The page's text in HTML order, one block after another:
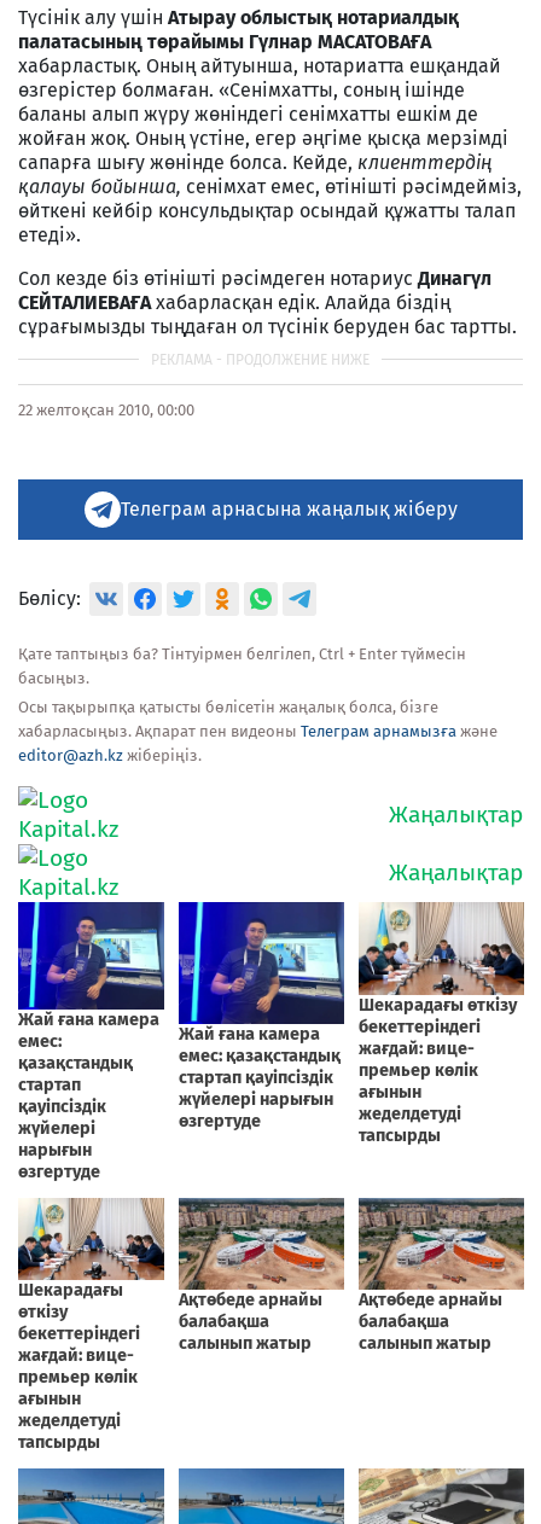
Түсінік алу үшін Атырау облыстық нотариалдық
палатасының төрайымы Гүлнар МАСАТОВАҒА
хабарластық. Оның айтуынша, нотариатта ешқандай
өзгерістер болмаған. «Сенімхатты, соның ішінде
баланы алып жүру жөніндегі сенімхатты ешкім де
жойған жоқ. Оның үстіне, егер әңгіме қысқа мерзімді
сапарға шығу жөнінде болса. Кейде, клиенттердің
қалауы бойынша, сенімхат емес, өтінішті рәсімдейміз,
өйткені кейбір консульдықтар осындай құжатты талап
етеді».
Сол кезде біз өтінішті рәсімдеген нотариусДинагүл
СЕЙТАЛИЕВАҒАхабарласқан едік. Алайда біздің
сұрағымызды тыңдаған ол түсінік беруден бас тартты.
22 желтоқсан 2010, 00:00
Телеграм арнасына жаңалық жіберу
Бөлісу:
Қате таптыңыз ба? Тінтуірмен белгілеп, Ctrl + Enter түймесін
басыңыз.
Осы тақырыпқа қатысты бөлісетін жаңалық болса, бізге
хабарласыңыз. Ақпарат пен видеоны Телеграм арнамызға және
editor@azh.kz жіберіңіз.